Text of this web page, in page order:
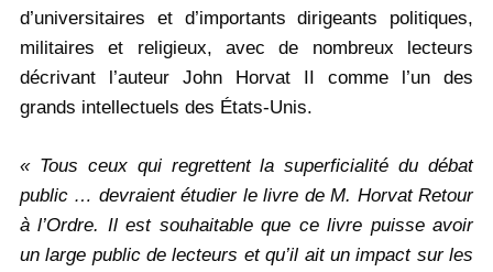
d’universitaires et d’importants dirigeants politiques,
militaires et religieux, avec de nombreux lecteurs
décrivant l’auteur John Horvat II comme l’un des
grands intellectuels des États-Unis.
« Tous ceux qui regrettent la superficialité du débat
public … devraient étudier le livre de M. Horvat Retour
à l’Ordre. Il est souhaitable que ce livre puisse avoir
un large public de lecteurs et qu’il ait un impact sur les